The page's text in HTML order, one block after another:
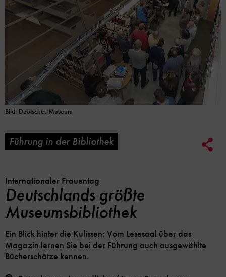
Bild: Deutsches Museum
Führung in der Bibliothek
Internationaler Frauentag
Deutschlands größte
Museumsbibliothek
Ein Blick hinter die Kulissen: Vom Lesesaal über das
Magazin lernen Sie bei der Führung auch ausgewählte
Bücherschätze kennen.